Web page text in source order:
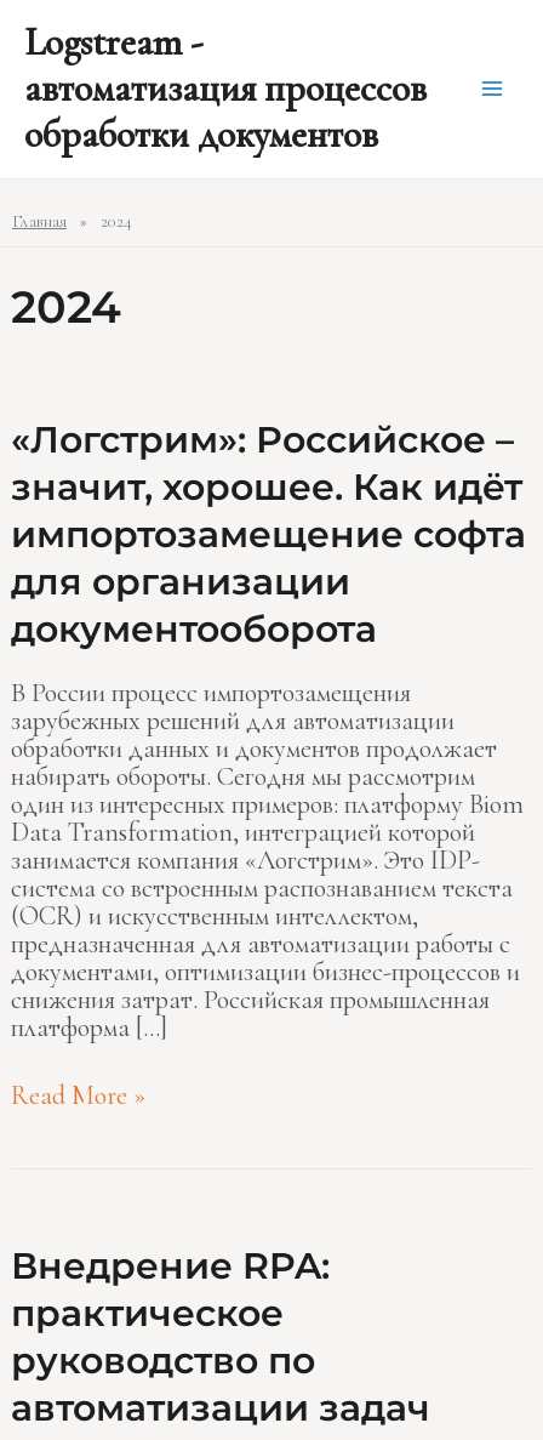
содержимому
Logstream -
автоматизация процессов
обработки документов
Главная 2024
2024
«Логстрим»: Российское –
значит, хорошее. Как идёт
импортозамещение софта
для организации
документооборота
В России процесс импортозамещения
зарубежных решений для автоматизации
обработки данных и документов продолжает
набирать обороты. Сегодня мы рассмотрим
один из интересных примеров: платформу Biom
Data Transformation, интеграцией которой
занимается компания «Логстрим». Это IDP-
система со встроенным распознаванием текста
(OCR) и искусственным интеллектом,
предназначенная для автоматизации работы с
документами, оптимизации бизнес-процессов и
снижения затрат. Российская промышленная
платформа […]
«Логстрим»:
Российское
–
хорошее.
Как
идёт
импортозамещение
софта
для
организации
документооборота
Read More »
Внедрение RPA:
практическое
руководство по
автоматизации задач
Внедрение
RPA:
практическое
руководство
по
автоматизации
задач
pagination